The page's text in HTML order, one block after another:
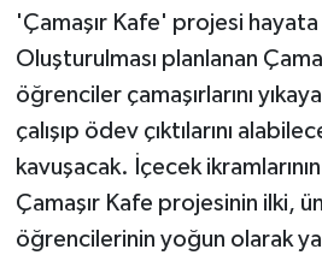
'Çamaşır Kafe' projesi
Oluşturulması planlanan
öğrenciler çamaşırlarını
çalışıp ödev çıktılarını
kavuşacak. İçecek
Çamaşır Kafe projesinin ilki,
öğrencilerinin yoğun olarak